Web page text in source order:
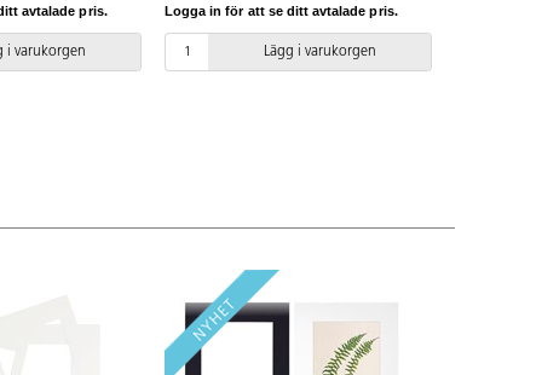
avtalade pris.
i varukorgen
Logga in för att se ditt avtalade pris.
Lägg i varukorgen